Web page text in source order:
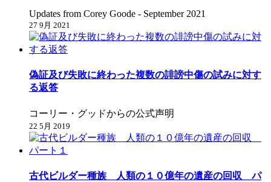
Updates from Corey Goode - September 2021
27 9月 2021
偽証及び失敗に終わった複数の誹謗中傷の試みに対す
る返答
コーリー・グッドからの公式声明
22 5月 2019
古代ビルダー種族 人類の１０億年の遺産の回収 パ